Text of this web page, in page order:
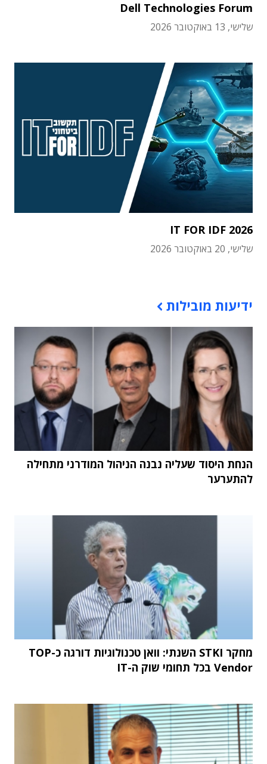
Dell Technologies Forum
שלישי, 13 באוקטובר 2026
IT FOR IDF 2026
שלישי, 20 באוקטובר 2026
ידיעות מובילות
הנחת היסוד שעליה נבנה הניהול המודרני מתחילה
להתערער
מחקר STKI השנתי: וואן טכנולוגיות דורגה כ-TOP
Vendor בכל תחומי שוק ה-IT